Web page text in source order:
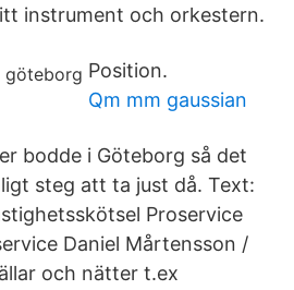
instrument och orkestern.
Position.
Qm mm gaussian
bodde i Göteborg så det
steg att ta just då. Text:
Proservice
Daniel Mårtensson /
och nätter t.ex